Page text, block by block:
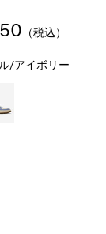
（税込）
/アイボリー